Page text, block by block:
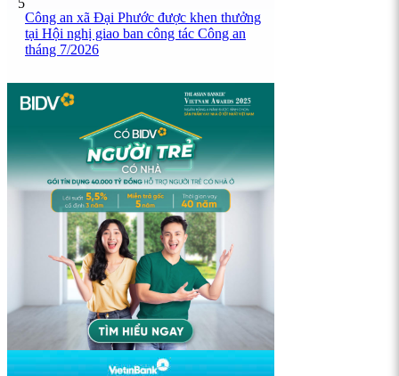
Công an xã Đại Phước được khen thưởng
tại Hội nghị giao ban công tác Công an
tháng 7/2026